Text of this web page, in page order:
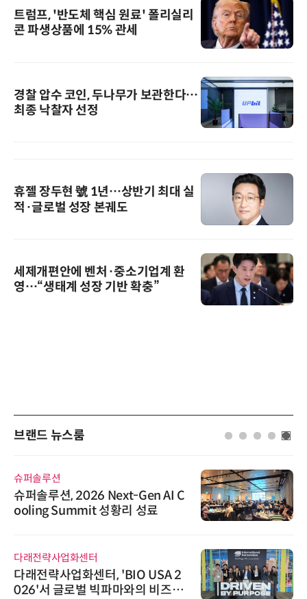
트럼프, '반도체 핵심 원료' 폴리실리
콘 파생상품에 15% 관세
경찰 압수 코인, 두나무가 보관한다…
최종 낙찰자 선정
휴젤 장두현 號 1년…상반기 최대 실
적·글로벌 성장 본궤도
세제개편안에 벤처·중소기업계 환
영…“생태계 성장 기반 확충”
브랜드 뉴스룸
슈퍼솔루션
슈퍼솔루션, 2026 Next-Gen AI C
ooling Summit 성황리 성료
다래전략사업화센터
다래전략사업화센터, 'BIO USA 2
026'서 글로벌 빅파마와의 비즈니